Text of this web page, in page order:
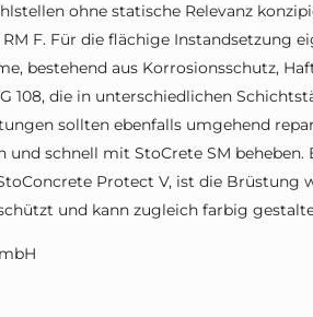
ohne statische Relevanz
F. Für die flächige Instandsetzung
bestehend aus Korrosionsschutz,
108, die in unterschiedlichen
sollten ebenfalls umgehend
und schnell mit StoCrete SM
Protect V, ist die Brüstung
und kann zugleich farbig